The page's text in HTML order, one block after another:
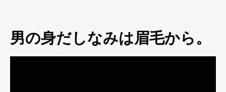
男の身だしなみは眉毛から。